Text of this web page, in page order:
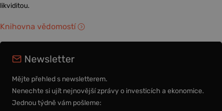
likviditou.
Knihovna vědomostí
Newsletter
Mějte přehled s newsletterem.
Nenechte si ujít nejnovější zprávy o investicích a ekonomice.
Jednou týdně vám pošleme: